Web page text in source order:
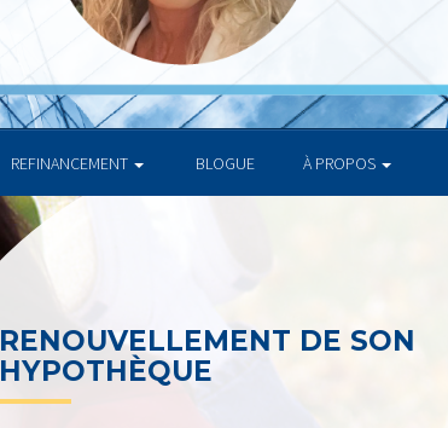
REFINANCEMENT BLOGUE À PROPOS
RENOUVELLEMENT DE SON
HYPOTHÈQUE